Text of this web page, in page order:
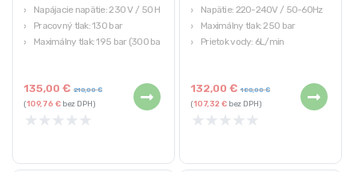
Napájacie napätie: 230 V / 50 Hz
Pracovný tlak: 130 bar
Maximálny tlak: 195 bar (300 bar
135,00€ 210,00€
(109,76 €bez DPH)
★ ★ ★ ★ ★
Napätie: 220-240V / 50-60Hz
Maximálny tlak: 250 bar
Prietok vody: 6L/min
132,00€ 180,00€
(107,32 €bez DPH)
★ ★ ★ ★ ★